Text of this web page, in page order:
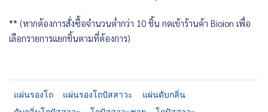
** (หากต้องการสั่งซื้อจำนวนต่ำกว่า 10 ชิ้น กดเข้าร้านค้า Bioion เพื่อ
เลือกรายการแยกชิ้นตามที่ต้องการ)
แผ่นรองโถ แผ่นรองโถปัสสาวะ
แผ่นดับกลิ่น